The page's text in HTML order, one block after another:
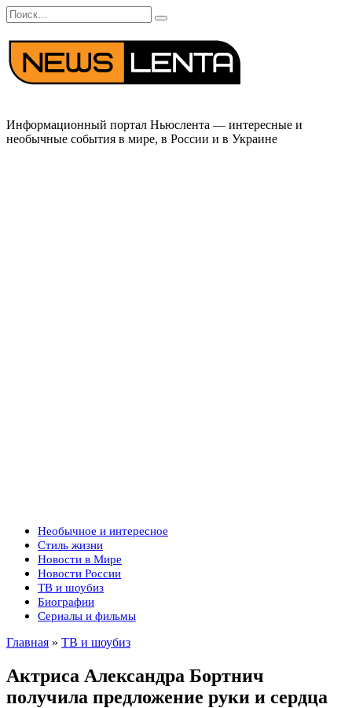
Перейти
к
содержанию
Search
for:
Информационный портал Ньюслента — интересные и
необычные события в мире, в России и в Украине
Необычное и интересное
Стиль жизни
Новости в Мире
Новости России
ТВ и шоубиз
Биографии
Сериалы и фильмы
Главная » ТВ и шоубиз
Актриса Александра Бортнич
получила предложение руки и сердца